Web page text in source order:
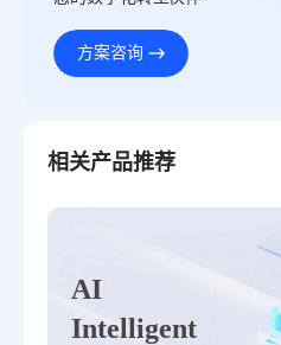
方案咨询
相关产品推荐
AI
Intelligent